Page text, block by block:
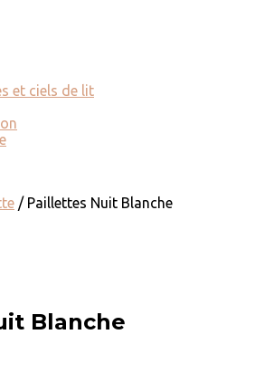
et ciels de lit
/ Paillettes Nuit Blanche
Blanche